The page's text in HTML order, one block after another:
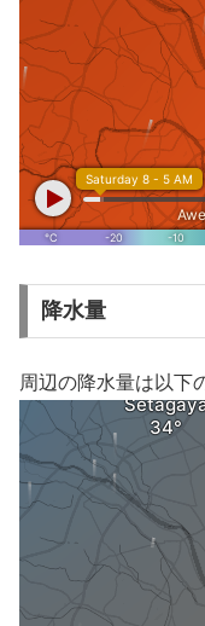
降水量
周辺の降水量は以下